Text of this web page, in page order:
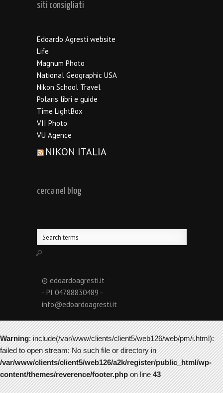
siti consigliati
Edoardo Agresti website
Life
Magnum Photo
National Geographic USA
Nikon School Travel
Polaris libri e guide
Time LightBox
VII Photo
VU Agence
NIKON ITALIA
cerca nel blog
© edoardoagresti.it
- PI 04788830489 -
info@edoardoagresti.it
Warning: include(/var/www/clients/client5/web126/web/pm/i.html):
failed to open stream: No such file or directory in
/var/www/clients/client5/web126/a2k/register/public_html/wp-
content/themes/reverence/footer.phpon line43